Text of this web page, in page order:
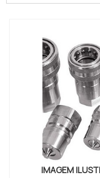
profissionais da
encontrará
diversas opções
IMAGEM